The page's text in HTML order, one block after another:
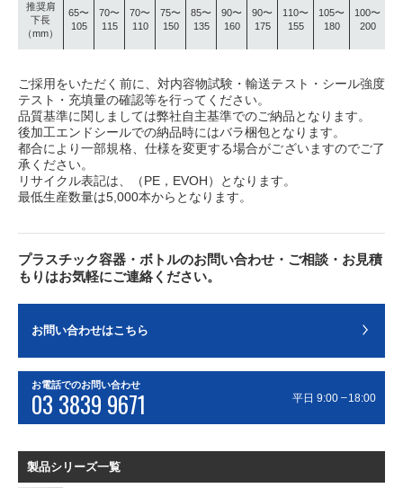
推奨肩
下長
（mm）
65〜
105
70〜
115
70〜
110
75〜
150
85〜
135
90〜
160
90〜
175
110〜
155
105〜
180
100〜
200
ご採用をいただく前に、対内容物試験・輸送テスト・シール強度
テスト・充填量の確認等を行ってください。
品質基準に関しましては弊社自主基準でのご納品となります。
後加工エンドシールでの納品時にはバラ梱包となります。
都合により一部規格、仕様を変更する場合がございますのでご了
承ください。
リサイクル表記は、（PE，EVOH）となります。
最低生産数量は5,000本からとなります。
プラスチック容器・ボトルのお問い合わせ・ご相談・お見積
もりはお気軽にご連絡ください。
お問い合わせはこちら
お電話でのお問い合わせ
03 3839 9671 平日 9:00 –18:00
製品シリーズ一覧